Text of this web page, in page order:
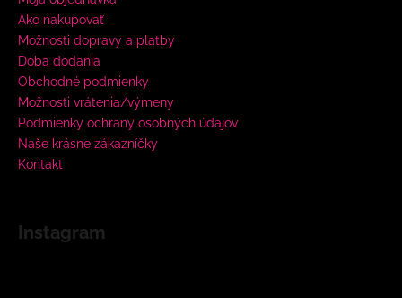
Ako nakupovať
Možnosti dopravy a platby
Doba dodania
Obchodné podmienky
Možnosti vrátenia/výmeny
Podmienky ochrany osobných údajov
Naše krásne zákazníčky
Kontakt
Instagram